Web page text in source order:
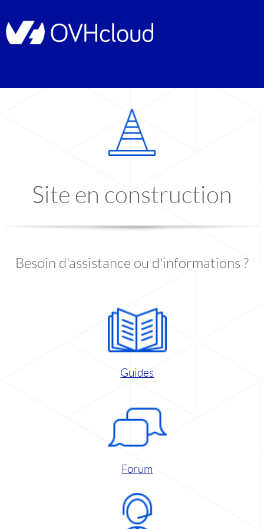
Site en construction
Besoin d'assistance ou d'informations ?
Guides
Forum